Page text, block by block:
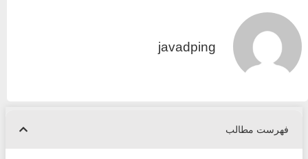
javadping
فهرست مطالب